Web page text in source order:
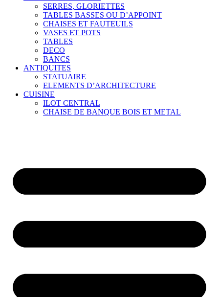
SERRES, GLORIETTES
TABLES BASSES OU D’APPOINT
CHAISES ET FAUTEUILS
VASES ET POTS
TABLES
DECO
BANCS
ANTIQUITES
STATUAIRE
ELEMENTS D’ARCHITECTURE
CUISINE
ILOT CENTRAL
CHAISE DE BANQUE BOIS ET METAL